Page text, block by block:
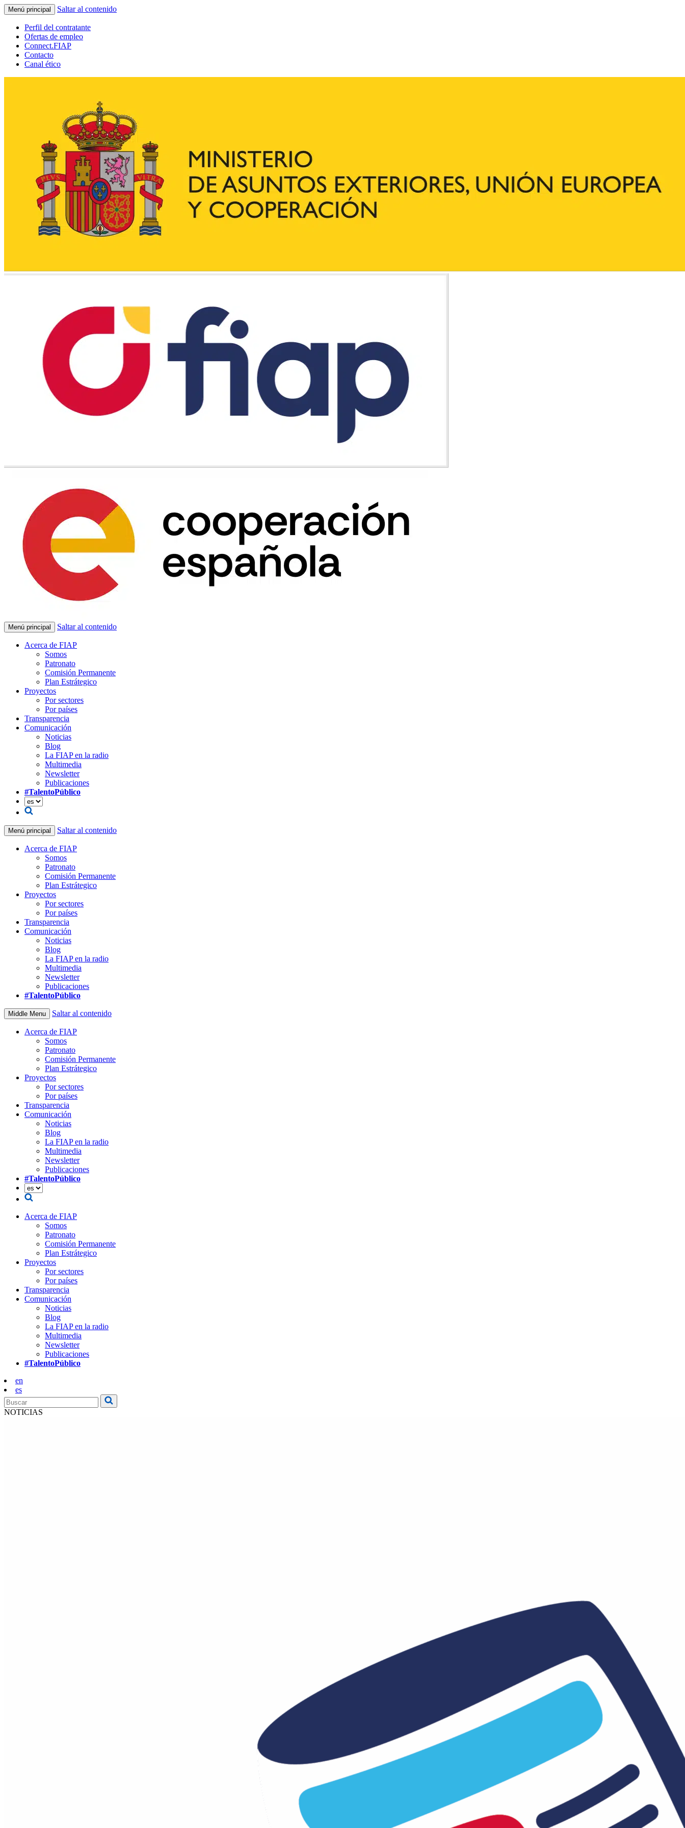
Menú principal Saltar al contenido
Perfil del contratante
Ofertas de empleo
Connect.FIAP
Contacto
Canal ético
Menú principal Saltar al contenido
Acerca de FIAP
Somos
Patronato
Comisión Permanente
Plan Estrátegico
Proyectos
Por sectores
Por países
Transparencia
Comunicación
Noticias
Blog
La FIAP en la radio
Multimedia
Newsletter
Publicaciones
#TalentoPúblico
Menú principal Saltar al contenido
Acerca de FIAP
Somos
Patronato
Comisión Permanente
Plan Estrátegico
Proyectos
Por sectores
Por países
Transparencia
Comunicación
Noticias
Blog
La FIAP en la radio
Multimedia
Newsletter
Publicaciones
#TalentoPúblico
Middle Menu Saltar al contenido
Acerca de FIAP
Somos
Patronato
Comisión Permanente
Plan Estrátegico
Proyectos
Por sectores
Por países
Transparencia
Comunicación
Noticias
Blog
La FIAP en la radio
Multimedia
Newsletter
Publicaciones
#TalentoPúblico
Acerca de FIAP
Somos
Patronato
Comisión Permanente
Plan Estrátegico
Proyectos
Por sectores
Por países
Transparencia
Comunicación
Noticias
Blog
La FIAP en la radio
Multimedia
Newsletter
Publicaciones
#TalentoPúblico
en
es
NOTICIAS